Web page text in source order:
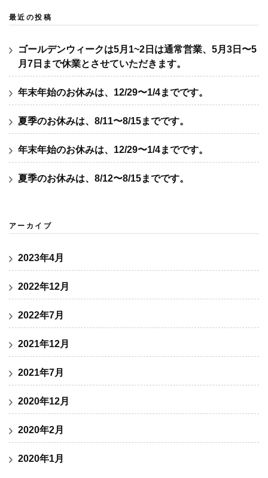
最近の投稿
ゴールデンウィークは5月1~2日は通常営業、5月3日〜5
月7日まで休業とさせていただきます。
年末年始のお休みは、12/29〜1/4までです。
夏季のお休みは、8/11〜8/15までです。
年末年始のお休みは、12/29〜1/4までです。
夏季のお休みは、8/12〜8/15までです。
アーカイブ
2023年4月
2022年12月
2022年7月
2021年12月
2021年7月
2020年12月
2020年2月
2020年1月